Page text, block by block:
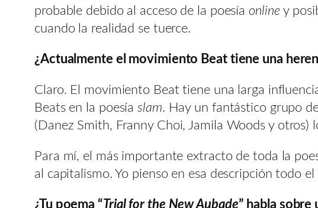
probable debido al acceso de la poesíaonliney
cuando la realidad se tuerce.
¿Actualmente el movimiento Beat tiene una
Claro. El movimiento Beat tiene una larga
Beats en la poesíaslam. Hay un fantástico grupo
(Danez Smith, Franny Choi, Jamila Woods y otros)
Para mí, el más importante extracto de toda la
al capitalismo. Yo pienso en esa descripción todo
¿Tu poema “Trial for the New Aubade” habla